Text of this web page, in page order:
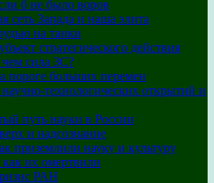
б не было воров
сеть Запада и наша элита
на танки
стратегического действия
сила ЗС?
пороге больших перемен
технологических открытий и
путь науки в России
и надсознание
приземлили науку и культуру
их омертвили
РАН